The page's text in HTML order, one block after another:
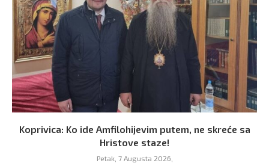
Koprivica: Ko ide Amfilohijevim putem, ne skreće sa
Hristove staze!
Petak, 7 Augusta 2026,